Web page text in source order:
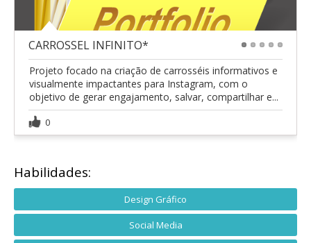
CARROSSEL INFINITO*
Projeto focado na criação de carrosséis informativos e
visualmente impactantes para Instagram, com o
objetivo de gerar engajamento, salvar, compartilhar e...
0
Habilidades:
Design Gráfico
Social Media